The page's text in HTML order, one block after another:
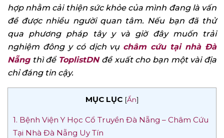
hợp nhằm cải thiện sức khỏe của mình đang là vấn
đề được nhiều người quan tâm. Nếu bạn đã thử
qua phương pháp tây y và giờ đây muốn trải
nghiệm đông y có dịch vụ châm cứu tại nhà Đà
Nẵngthì để ToplistDNđề xuất cho bạn một vài địa
chỉ đáng tin cậy.
MỤC LỤC [Ẩn]
1. Bệnh Viện Y Học Cổ Truyền Đà Nẵng – Châm Cứu
Tại Nhà Đà Nẵng Uy Tín